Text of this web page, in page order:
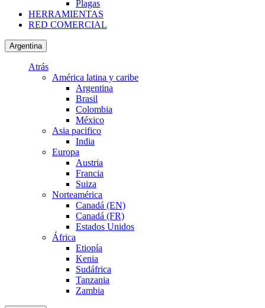
Plagas
HERRAMIENTAS
RED COMERCIAL
Argentina
Atrás
América latina y caribe
Argentina
Brasil
Colombia
México
Asia pacifico
India
Europa
Austria
Francia
Suiza
Norteamérica
Canadá (EN)
Canadá (FR)
Estados Unidos
África
Etiopía
Kenia
Sudáfrica
Tanzania
Zambia